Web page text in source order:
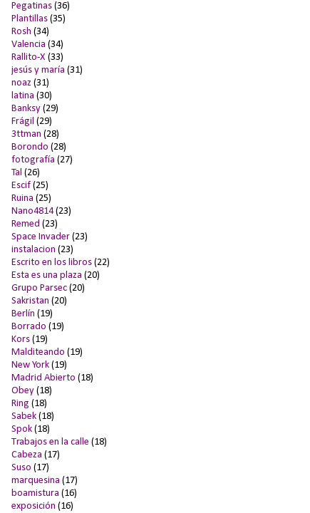
Pegatinas (36)
Plantillas (35)
Rosh (34)
Valencia (34)
Rallito-X (33)
jesús y maría (31)
noaz (31)
latina (30)
Banksy (29)
Frágil (29)
3ttman (28)
Borondo (28)
fotografía (27)
Tal (26)
Escif (25)
Ruina (25)
Nano4814 (23)
Remed (23)
Space Invader (23)
instalacion (23)
Escrito en los libros (22)
Esta es una plaza (20)
Grupo Parsec (20)
Sakristan (20)
Berlín (19)
Borrado (19)
Kors (19)
Malditeando (19)
New York (19)
Madrid Abierto (18)
Obey (18)
Ring (18)
Sabek (18)
Spok (18)
Trabajos en la calle (18)
Cabeza (17)
Suso (17)
marquesina (17)
boamistura (16)
exposición (16)